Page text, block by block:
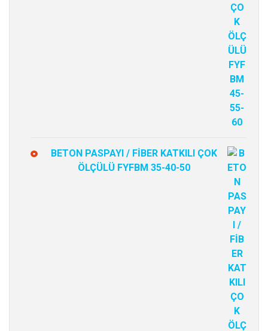
BETON PASPAYI / FİBER KATKILI ÇOK
ÖLÇÜLÜ FYFBM 35-40-50